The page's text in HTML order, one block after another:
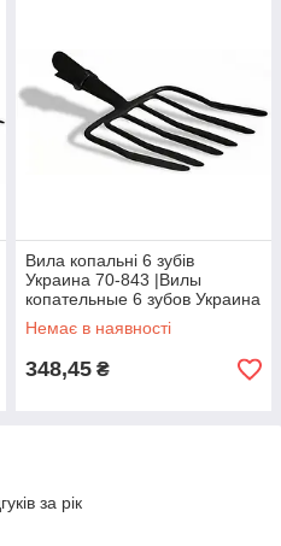
Вила копальні 6 зубів
Украина 70-843 |Вилы
копательные 6 зубов Украина
Немає в наявності
348,45 ₴
за рік